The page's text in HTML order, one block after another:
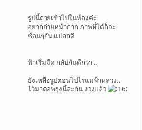
รูปนี้ถ่ายเข้าไปในห้องค่ะ
อยากถ่ายหน้ากาก ภาพที่ได้ก็จะ
ซ้อนๆกัน แปลกดี
ฟ้าเริ่มมืด กลับกันดีกว่า ..
ยังเหลือรูปตอนไปไร่แม่ฟ้าหลวง..
ไว้มาต่อพรุ่งนี้ละกัน ง่วงแล้ว